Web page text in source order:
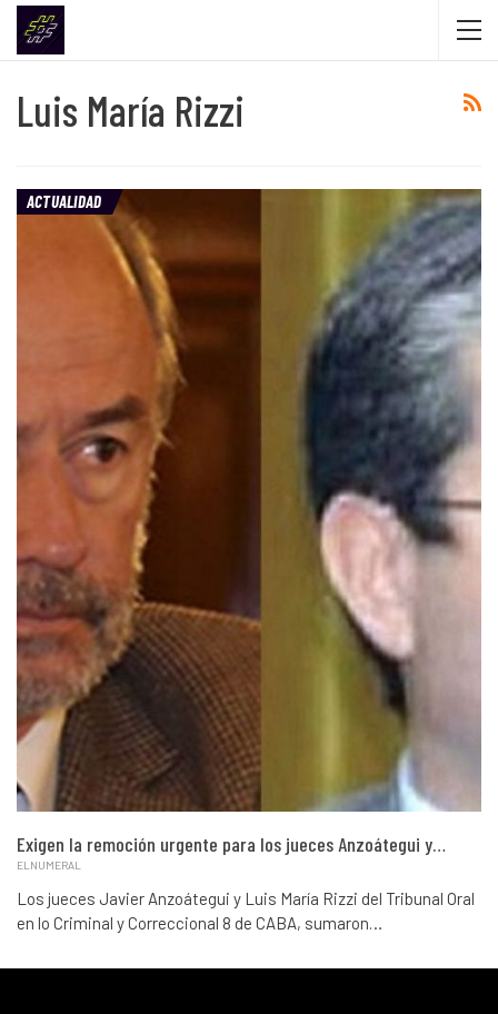
Luis María Rizzi
ACTUALIDAD
Exigen la remoción urgente para los jueces Anzoátegui y…
ELNUMERAL
Los jueces Javier Anzoátegui y Luis María Rizzi del Tribunal Oral
en lo Criminal y Correccional 8 de CABA, sumaron…